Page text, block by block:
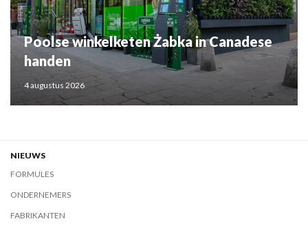
Poolse winkelketen Żabka in Canadese
handen
4 augustus 2026
NIEUWS
FORMULES
ONDERNEMERS
FABRIKANTEN